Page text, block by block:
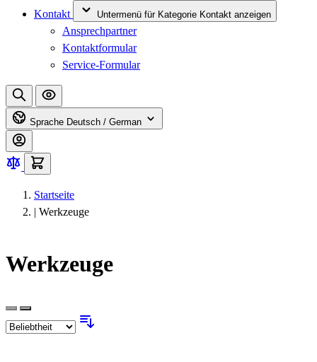
Kontakt
Untermenü für Kategorie Kontakt anzeigen
Ansprechpartner
Kontaktformular
Service-Formular
Sprache Deutsch / German
Startseite
| Werkzeuge
Werkzeuge